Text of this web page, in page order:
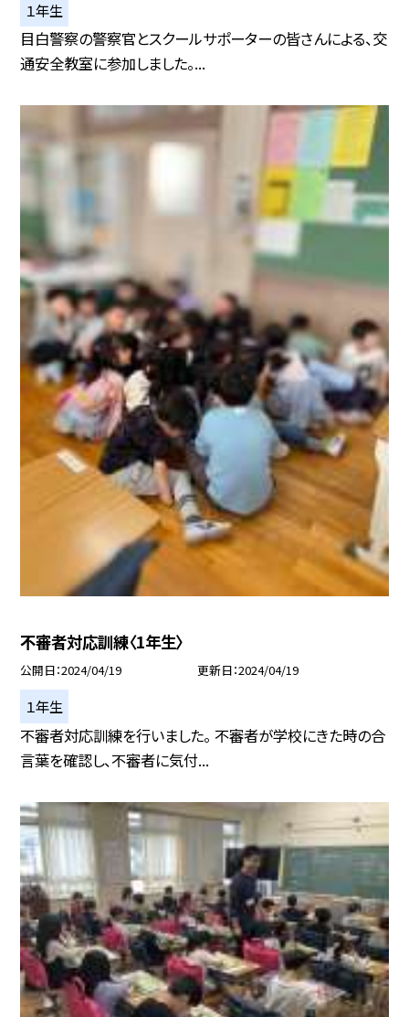
１年生
目白警察の警察官とスクールサポーターの皆さんによる、交
通安全教室に参加しました。...
不審者対応訓練〈1年生〉
公開日 2024/04/19 更新日 2024/04/19
１年生
不審者対応訓練を行いました。 不審者が学校にきた時の合
言葉を確認し、不審者に気付...